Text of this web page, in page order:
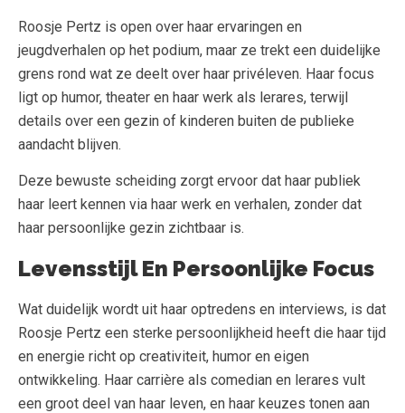
Roosje Pertz is open over haar ervaringen en
jeugdverhalen op het podium, maar ze trekt een duidelijke
grens rond wat ze deelt over haar privéleven. Haar focus
ligt op humor, theater en haar werk als lerares, terwijl
details over een gezin of kinderen buiten de publieke
aandacht blijven.
Deze bewuste scheiding zorgt ervoor dat haar publiek
haar leert kennen via haar werk en verhalen, zonder dat
haar persoonlijke gezin zichtbaar is.
Levensstijl En Persoonlijke Focus
Wat duidelijk wordt uit haar optredens en interviews, is dat
Roosje Pertz een sterke persoonlijkheid heeft die haar tijd
en energie richt op creativiteit, humor en eigen
ontwikkeling. Haar carrière als comedian en lerares vult
een groot deel van haar leven, en haar keuzes tonen aan